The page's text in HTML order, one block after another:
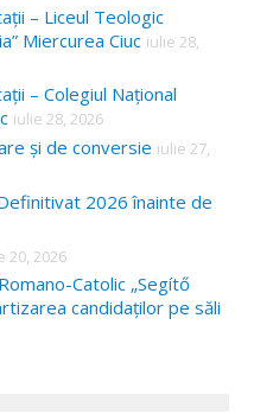
– Liceul Teologic
Miercurea Ciuc iulie 28,
– Colegiul Național
iulie 28, 2026
și de conversie iulie 27,
2026 înainte de
20, 2026
Catolic „Segítő
candidaților pe săli